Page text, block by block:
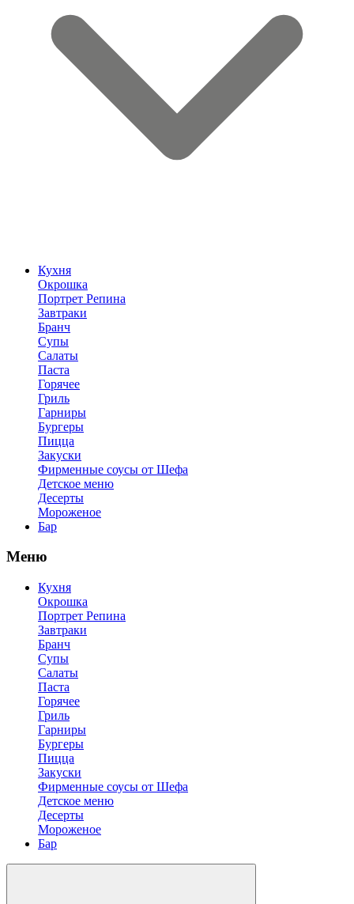
Кухня
Окрошка
Портрет Репина
Завтраки
Бранч
Супы
Салаты
Паста
Горячее
Гриль
Гарниры
Бургеры
Пицца
Закуски
Фирменные соусы от Шефа
Детское меню
Десерты
Мороженое
Бар
Меню
Кухня
Окрошка
Портрет Репина
Завтраки
Бранч
Супы
Салаты
Паста
Горячее
Гриль
Гарниры
Бургеры
Пицца
Закуски
Фирменные соусы от Шефа
Детское меню
Десерты
Мороженое
Бар